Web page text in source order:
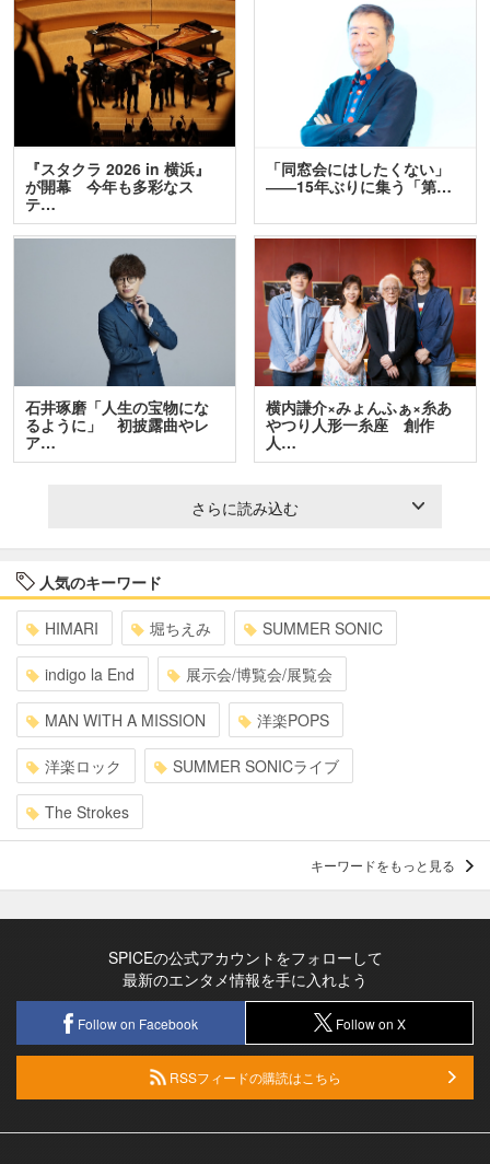
『スタクラ 2026 in 横浜』
が開幕 今年も多彩なス
テ…
「同窓会にはしたくない」
――15年ぶりに集う「第…
石井琢磨「人生の宝物にな
るように」 初披露曲やレ
ア…
横内謙介×みょんふぁ×糸あ
やつり人形一糸座 創作
人…
さらに読み込む
人気のキーワード
HIMARI 堀ちえみ SUMMER SONIC
indigo la End 展示会/博覧会/展覧会
MAN WITH A MISSION 洋楽POPS
洋楽ロック SUMMER SONICライブ
The Strokes
キーワードをもっと見る
SPICEの公式アカウントをフォローして
最新のエンタメ情報を手に入れよう
Follow on Facebook Follow on X
RSSフィードの購読はこちら